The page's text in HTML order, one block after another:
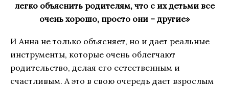
легко объяснить родителям, что с их детьми все
очень хорошо, просто они – другие»
И Анна не только объясняет, но и дает реальные
инструменты, которые очень облегчают
родительство, делая его естественным и
счастливым. А это в свою очередь дает взрослым